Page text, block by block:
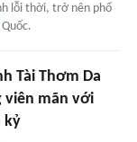
lỗi thời, trở nên phổ
Tài Thơm Da
viên mãn với
kỷ